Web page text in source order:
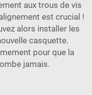
aux trous de vis
est crucial !
alors installer les
casquette.
pour que la
jamais.